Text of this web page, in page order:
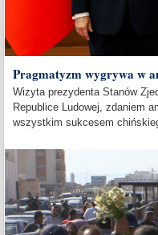
Pragmatyzm wygrywa w
Wizyta prezydenta Stanów
Republice Ludowej, zdaniem
wszystkim sukcesem